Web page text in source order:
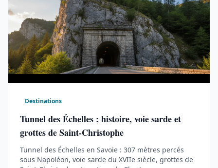
Destinations
Tunnel des Échelles : histoire, voie sarde et
grottes de Saint-Christophe
Tunnel des Échelles en Savoie : 307 mètres percés
sous Napoléon, voie sarde du XVIIe siècle, grottes de